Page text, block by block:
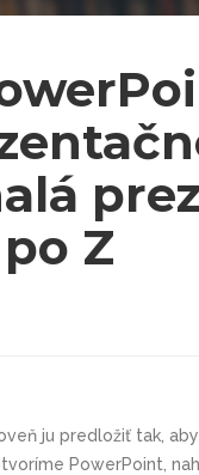
Z
ju predložiť tak,
PowerPoint,